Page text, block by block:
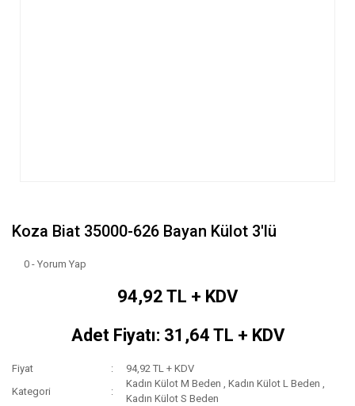
Koza Biat 35000-626 Bayan Külot 3'lü
0 - Yorum Yap
94,92 TL + KDV
Adet Fiyatı: 31,64 TL + KDV
Fiyat
94,92 TL + KDV
Kategori
Kadın Külot M Beden ,Kadın Külot L Beden ,
Kadın Külot S Beden